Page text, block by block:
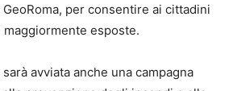
per consentire ai cittadini
esposte.
avviata anche una campagna